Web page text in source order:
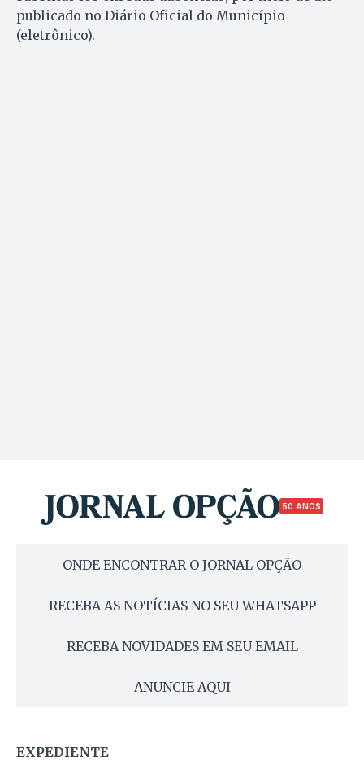
publicado no Diário Oficial do Município
(eletrônico).
50 ANOS
ONDE ENCONTRAR O JORNAL OPÇÃO
RECEBA AS NOTÍCIAS NO SEU WHATSAPP
RECEBA NOVIDADES EM SEU EMAIL
ANUNCIE AQUI
EXPEDIENTE